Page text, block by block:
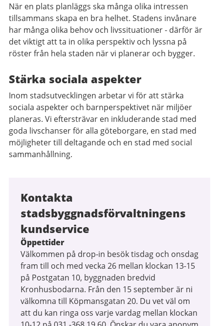
När en plats planläggs ska många olika intressen
tillsammans skapa en bra helhet. Stadens invånare
har många olika behov och livssituationer - därför är
det viktigt att ta in olika perspektiv och lyssna på
röster från hela staden när vi planerar och bygger.
Stärka sociala aspekter
Inom stadsutvecklingen arbetar vi för att stärka
sociala aspekter och barnperspektivet när miljöer
planeras. Vi eftersträvar en inkluderande stad med
goda livschanser för alla göteborgare, en stad med
möjligheter till deltagande och en stad med social
sammanhållning.
Kontakta
stadsbyggnadsförvaltningens
kundservice
Öppettider
Välkommen på drop-in besök tisdag och onsdag
fram till och med vecka 26 mellan klockan 13-15
på Postgatan 10, byggnaden bredvid
Kronhusbodarna. Från den 15 september är ni
välkomna till Köpmansgatan 20. Du vet väl om
att du kan ringa oss varje vardag mellan klockan